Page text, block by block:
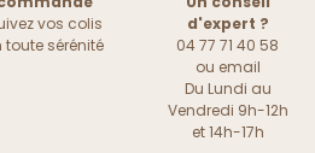
vos colis
toute sérénité
d'expert ?
04 77 71 40 58
ou email
Du Lundi au
Vendredi 9h-12h
et 14h-17h